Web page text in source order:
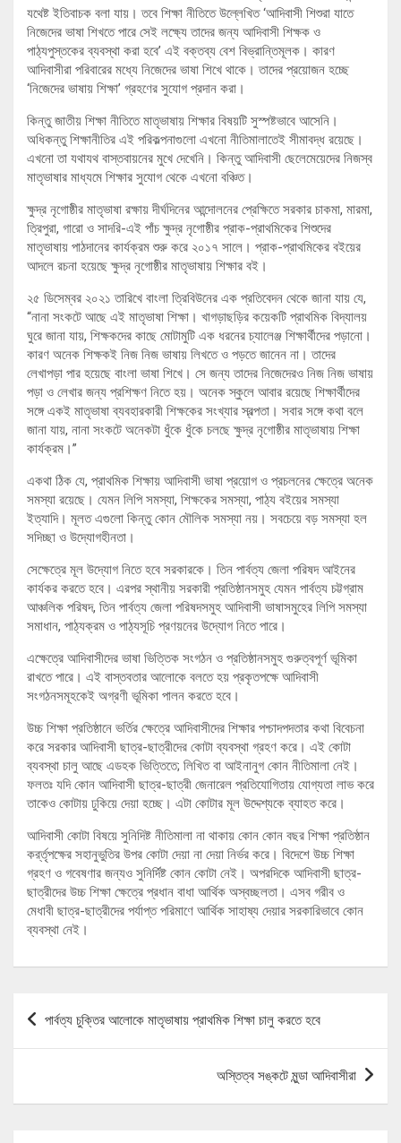
যথেষ্ট ইতিবাচক বলা যায়। তবে শিক্ষা নীতিতে উল্লেখিত ‘আদিবাসী শিশুরা যাতে
নিজেদের ভাষা শিখতে পারে সেই লক্ষ্যে তাদের জন্য আদিবাসী শিক্ষক ও
পাঠ্যপুস্তকের ব্যবস্থা করা হবে’ এই বক্তব্য বেশ বিভ্রান্তিমূলক। কারণ
আদিবাসীরা পরিবারের মধ্যে নিজেদের ভাষা শিখে থাকে। তাদের প্রয়োজন হচ্ছে
‘নিজেদের ভাষায় শিক্ষা’ গ্রহণের সুযোগ প্রদান করা।
কিন্তু জাতীয় শিক্ষা নীতিতে মাতৃভাষায় শিক্ষার বিষয়টি সুস্পষ্টভাবে আসেনি।
অধিকন্তু শিক্ষানীতির এই পরিকল্পনাগুলো এখনো নীতিমালাতেই সীমাবদ্ধ রয়েছে।
এখনো তা যথাযথ বাস্তবায়নের মুখে দেখেনি। কিন্তু আদিবাসী ছেলেমেয়েদের নিজস্ব
মাতৃভাষার মাধ্যমে শিক্ষার সুযোগ থেকে এখনো বঞ্চিত।
ক্ষুদ্র নৃগোষ্ঠীর মাতৃভাষা রক্ষায় দীর্ঘদিনের আন্দোলনের প্রেক্ষিতে সরকার চাকমা, মারমা,
ত্রিপুরা, গারো ও সাদরি-এই পাঁচ ক্ষুদ্র নৃগোষ্ঠীর প্রাক-প্রাথমিকের শিশুদের
মাতৃভাষায় পাঠদানের কার্যক্রম শুরু করে ২০১৭ সালে। প্রাক-প্রাথমিকের বইয়ের
আদলে রচনা হয়েছে ক্ষুদ্র নৃগোষ্ঠীর মাতৃভাষায় শিক্ষার বই।
২৫ ডিসেম্বর ২০২১ তারিখে বাংলা ত্রিবিউনের এক প্রতিবেদন থেকে জানা যায় যে,
“নানা সংকটে আছে এই মাতৃভাষা শিক্ষা। খাগড়াছড়ির কয়েকটি প্রাথমিক বিদ্যালয়
ঘুরে জানা যায়, শিক্ষকদের কাছে মোটামুটি এক ধরনের চ্যালেঞ্জ শিক্ষার্থীদের পড়ানো।
কারণ অনেক শিক্ষকই নিজ নিজ ভাষায় লিখতে ও পড়তে জানেন না। তাদের
লেখাপড়া পার হয়েছে বাংলা ভাষা শিখে। সে জন্য তাদের নিজেদেরও নিজ নিজ ভাষায়
পড়া ও লেখার জন্য প্রশিক্ষণ নিতে হয়। অনেক স্কুলে আবার রয়েছে শিক্ষার্থীদের
সঙ্গে একই মাতৃভাষা ব্যবহারকারী শিক্ষকের সংখ্যার স্বল্পতা। সবার সঙ্গে কথা বলে
জানা যায়, নানা সংকটে অনেকটা ধুঁকে ধুঁকে চলছে ক্ষুদ্র নৃগোষ্ঠীর মাতৃভাষায় শিক্ষা
কার্যক্রম।”
একথা ঠিক যে, প্রাথমিক শিক্ষায় আদিবাসী ভাষা প্রয়োগ ও প্রচলনের ক্ষেত্রে অনেক
সমস্যা রয়েছে। যেমন লিপি সমস্যা, শিক্ষকের সমস্যা, পাঠ্য বইয়ের সমস্যা
ইত্যাদি। মূলত এগুলো কিন্তু কোন মৌলিক সমস্যা নয়। সবচেয়ে বড় সমস্যা হল
সদিচ্ছা ও উদ্যোগহীনতা।
সেক্ষেত্রে মূল উদ্যোগ নিতে হবে সরকারকে। তিন পার্বত্য জেলা পরিষদ আইনের
কার্যকর করতে হবে। এরপর স্থানীয় সরকারী প্রতিষ্ঠানসমুহ যেমন পার্বত্য চট্টগ্রাম
আঞ্চলিক পরিষদ, তিন পার্বত্য জেলা পরিষদসমুহ আদিবাসী ভাষাসমুহের লিপি সমস্যা
সমাধান, পাঠ্যক্রম ও পাঠ্যসূচি প্রণয়নের উদ্যোগ নিতে পারে।
এক্ষেত্রে আদিবাসীদের ভাষা ভিত্তিক সংগঠন ও প্রতিষ্ঠানসমুহ গুরুত্বপূর্ণ ভূমিকা
রাখতে পারে। এই বাস্তবতার আলোকে বলতে হয় প্রকৃতপক্ষে আদিবাসী
সংগঠনসমূহকেই অগ্রণী ভূমিকা পালন করতে হবে।
উচ্চ শিক্ষা প্রতিষ্ঠানে ভর্তির ক্ষেত্রে আদিবাসীদের শিক্ষার পশ্চাদপদতার কথা বিবেচনা
করে সরকার আদিবাসী ছাত্র-ছাত্রীদের কোটা ব্যবস্থা গ্রহণ করে। এই কোটা
ব্যবস্থা চালু আছে এডহক ভিত্তিতে; লিখিত বা আইনানুগ কোন নীতিমালা নেই।
ফলতঃ যদি কোন আদিবাসী ছাত্র-ছাত্রী জেনারেল প্রতিযোগিতায় যোগ্যতা লাভ করে
তাকেও কোটায় ঢুকিয়ে দেয়া হচ্ছে। এটা কোটার মূল উদ্দেশ্যকে ব্যাহত করে।
আদিবাসী কোটা বিষয়ে সুনিদিষ্ট নীতিমালা না থাকায় কোন কোন বছর শিক্ষা প্রতিষ্ঠান
কর্র্তৃপক্ষের সহানুভুতির উপর কোটা দেয়া না দেয়া নির্ভর করে। বিদেশে উচ্চ শিক্ষা
গ্রহণ ও গবেষণার জন্যও সুনির্দিষ্ট কোন কোটা নেই। অপরদিকে আদিবাসী ছাত্র-
ছাত্রীদের উচ্চ শিক্ষা ক্ষেত্রে প্রধান বাধা আর্থিক অস্বচ্ছলতা। এসব গরীব ও
মেধাবী ছাত্র-ছাত্রীদের পর্যাপ্ত পরিমাণে আর্থিক সাহাষ্য দেয়ার সরকারিভাবে কোন
ব্যবস্থা নেই।
Post
navigation
পার্বত্য চুক্তির আলোকে মাতৃভাষায় প্রাথমিক শিক্ষা চালু করতে হবে
অস্তিত্ব সঙ্কটে মুন্ডা আদিবাসীরা